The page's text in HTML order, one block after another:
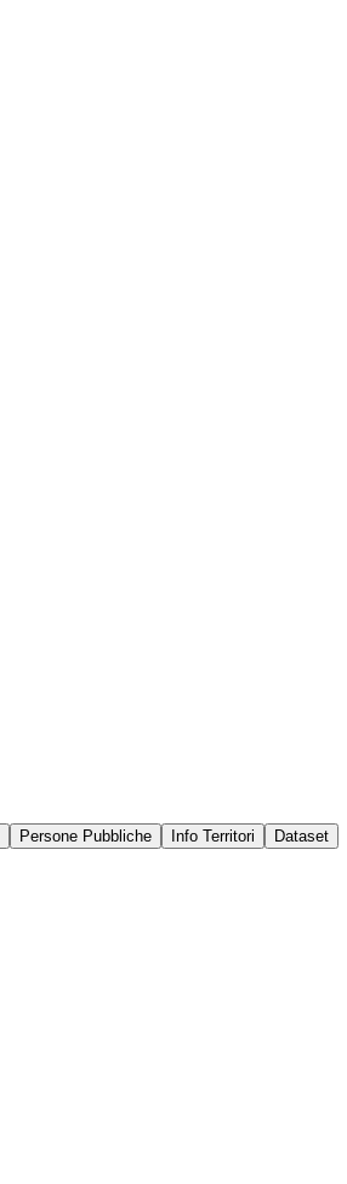
Persone Pubbliche Info Territori Dataset